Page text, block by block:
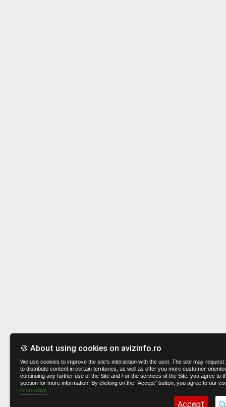
🍪 About using cookies on avizinfo.ro
We use cookies to improve the site's interaction with the user. The site may
to distribute content in certain territories, as well as offer you more customer-
continuing any further use of the Site and / or the services of the Site, you agree to
section for more information. By clicking on the “Accept” button, you agree to our
information
Accept